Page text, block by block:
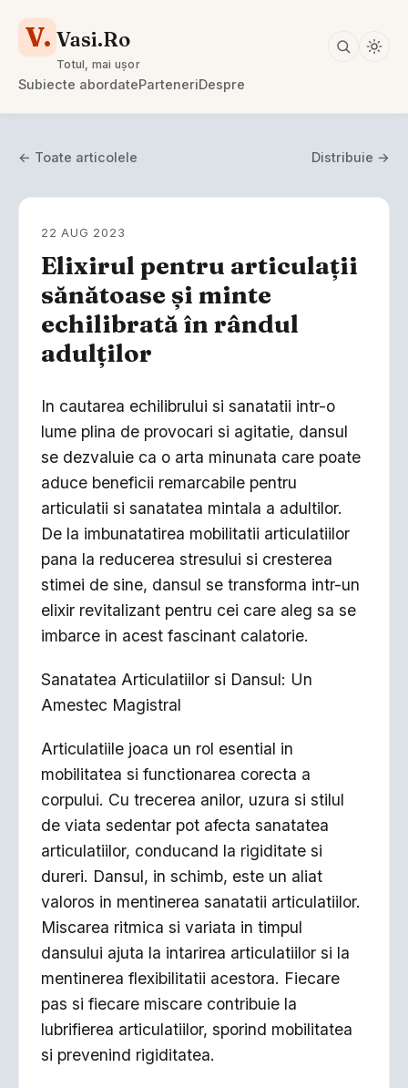
V. Vasi.Ro
Totul, mai ușor
Subiecte abordateParteneriDespre
← Toate articolele Distribuie →
22 AUG 2023
Elixirul pentru articulații
sănătoase și minte
echilibrată în rândul
adulților
In cautarea echilibrului si sanatatii intr-o
lume plina de provocari si agitatie, dansul
se dezvaluie ca o arta minunata care poate
aduce beneficii remarcabile pentru
articulatii si sanatatea mintala a adultilor.
De la imbunatatirea mobilitatii articulatiilor
pana la reducerea stresului si cresterea
stimei de sine, dansul se transforma intr-un
elixir revitalizant pentru cei care aleg sa se
imbarce in acest fascinant calatorie.
Sanatatea Articulatiilor si Dansul: Un
Amestec Magistral
Articulatiile joaca un rol esential in
mobilitatea si functionarea corecta a
corpului. Cu trecerea anilor, uzura si stilul
de viata sedentar pot afecta sanatatea
articulatiilor, conducand la rigiditate si
dureri. Dansul, in schimb, este un aliat
valoros in mentinerea sanatatii articulatiilor.
Miscarea ritmica si variata in timpul
dansului ajuta la intarirea articulatiilor si la
mentinerea flexibilitatii acestora. Fiecare
pas si fiecare miscare contribuie la
lubrifierea articulatiilor, sporind mobilitatea
si prevenind rigiditatea.